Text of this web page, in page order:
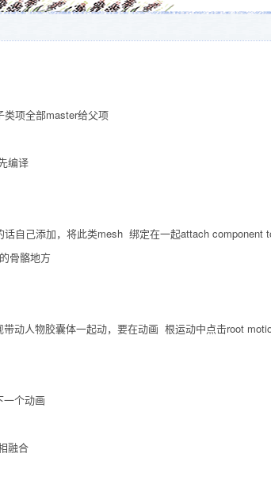
项全部master给父项
编译
自己添加，将此类mesh 绑定在一起attach component
骨骼地方
人物胶囊体一起动，要在动画 根运动中点击root
一个动画
融合